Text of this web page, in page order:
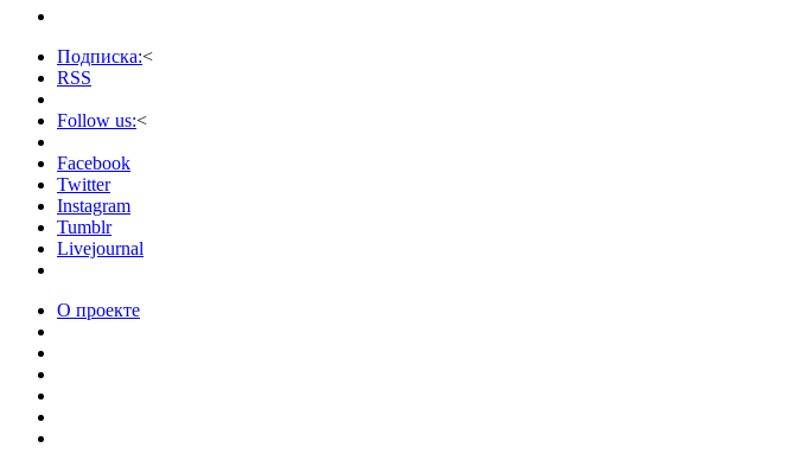
Подписка:<
RSS
Follow us:<
Facebook
Twitter
Instagram
Tumblr
Livejournal
О проекте